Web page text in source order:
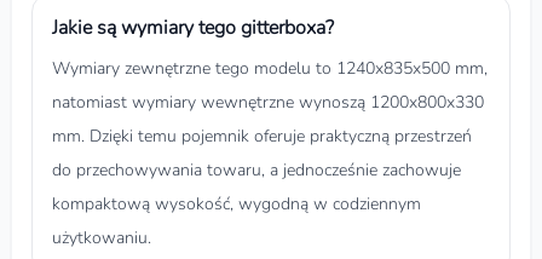
Jakie są wymiary tego gitterboxa?
Wymiary zewnętrzne tego modelu to 1240x835x500 mm,
natomiast wymiary wewnętrzne wynoszą 1200x800x330
mm. Dzięki temu pojemnik oferuje praktyczną przestrzeń
do przechowywania towaru, a jednocześnie zachowuje
kompaktową wysokość, wygodną w codziennym
użytkowaniu.